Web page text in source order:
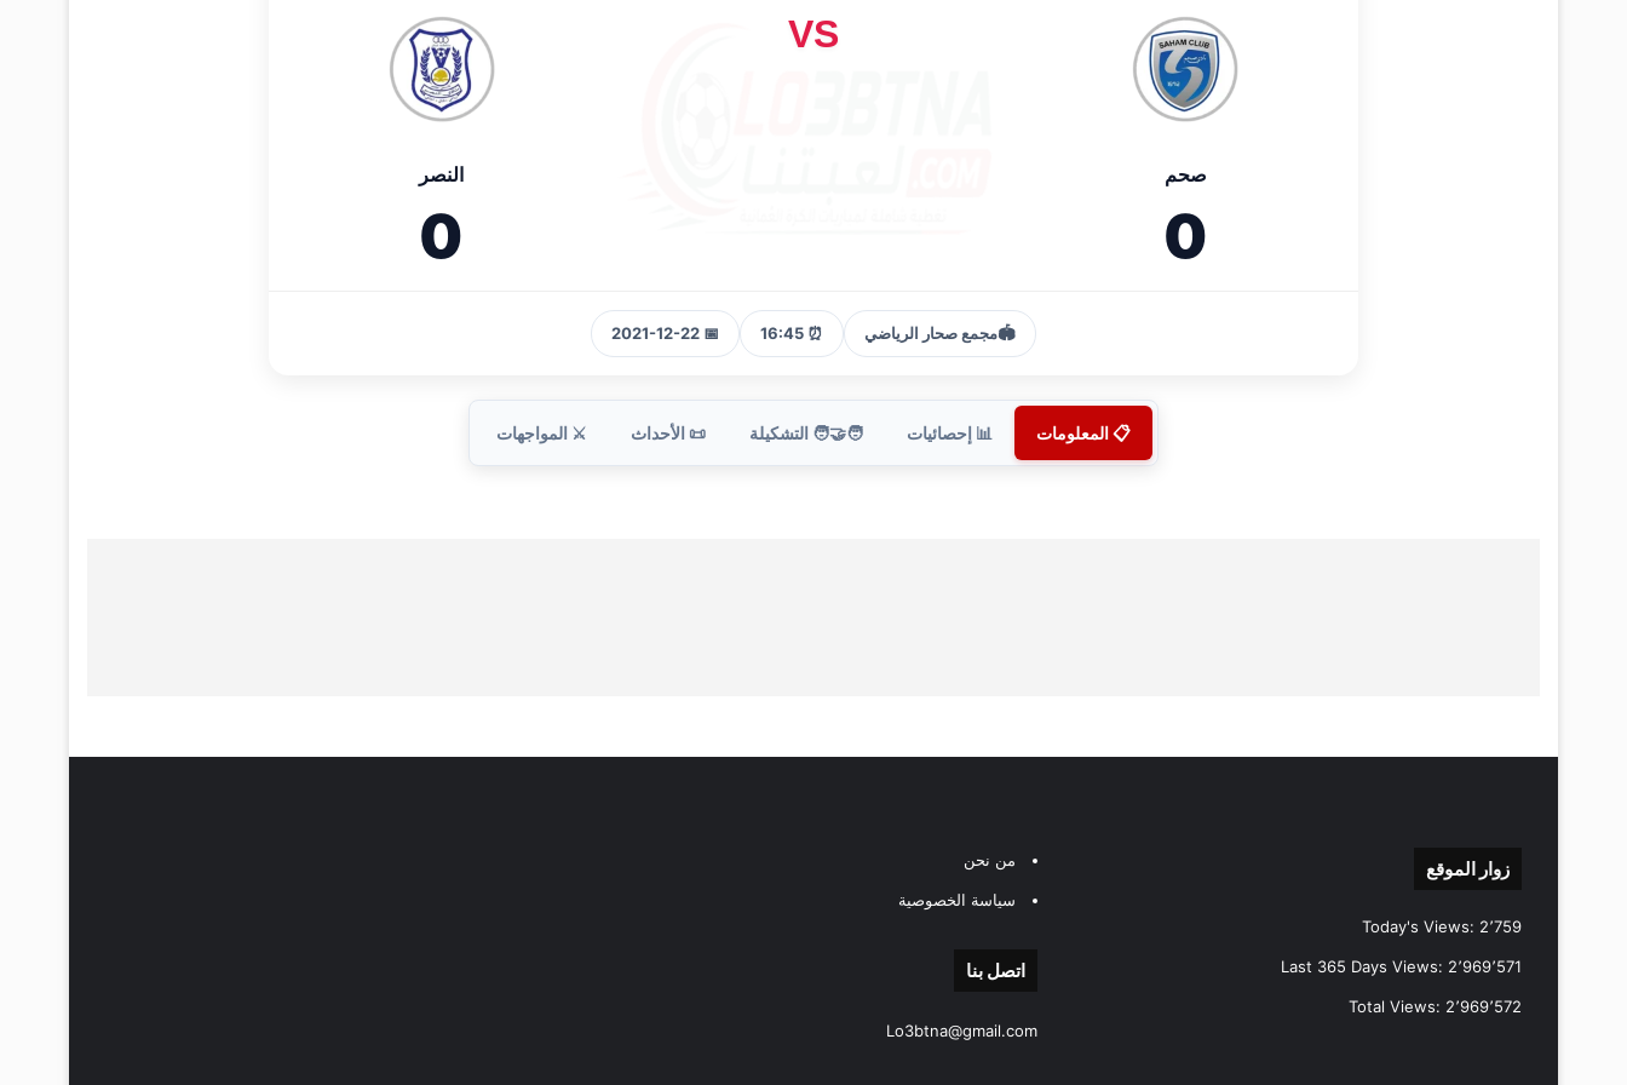
صحم
0
VS
النصر
0
🏟️مجمع صحار الرياضي ⏰ 16:45
📅 2021-12-22
📋 المعلومات 📊 إحصائيات 🧑‍🤝‍🧑 التشكيلة 📜 الأحداث ⚔️ المواجهات
زوار الموقع
Today's Views: 2٬759
Last 365 Days Views: 2٬969٬571
Total Views: 2٬969٬572
من نحن
سياسة الخصوصية
اتصل بنا
Lo3btna@gmail.com